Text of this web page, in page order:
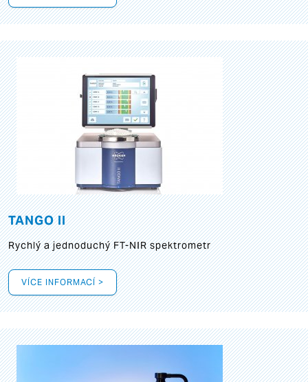
TANGO II
Rychlý a jednoduchý FT-NIR spektrometr
VÍCE INFORMACÍ >